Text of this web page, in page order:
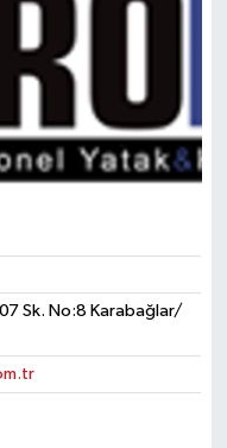
Sk. No:8 Karabağlar/